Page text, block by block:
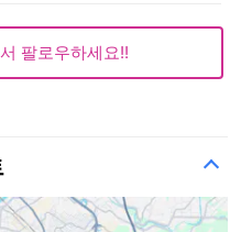
팔로우하세요!!